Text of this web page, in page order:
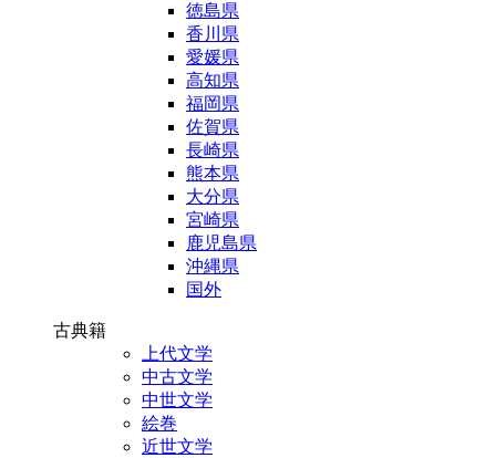
徳島県
香川県
愛媛県
高知県
福岡県
佐賀県
長崎県
熊本県
大分県
宮崎県
鹿児島県
沖縄県
国外
古典籍
上代文学
中古文学
中世文学
絵巻
近世文学